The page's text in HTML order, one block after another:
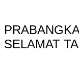
SELAMAT